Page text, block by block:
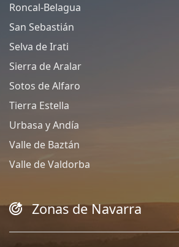
Roncal-Belagua
San Sebastián
Selva de Irati
Sierra de Aralar
Sotos de Alfaro
Tierra Estella
Urbasa y Andía
Valle de Baztán
Valle de Valdorba
Zonas de Navarra